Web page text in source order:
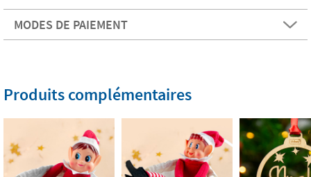
MODES DE PAIEMENT
Produits complémentaires